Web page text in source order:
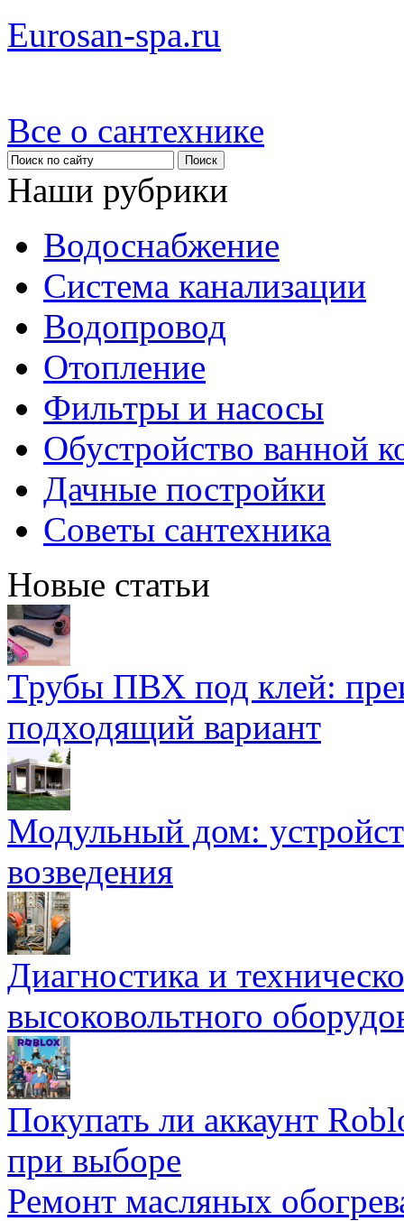
Eurosan-spa.ru
Все о сантехнике
Наши рубрики
Водоснабжение
Система канализации
Водопровод
Отопление
Фильтры и насосы
Обустройство ванной
Дачные постройки
Советы сантехника
Новые статьи
Трубы ПВХ под клей:
подходящий вариант
Модульный дом:
возведения
Диагностика и
высоковольтного
Покупать ли аккаунт
при выборе
Ремонт масляных